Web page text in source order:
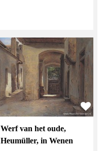
Werf van het oude,
Heumüller, in Wenen